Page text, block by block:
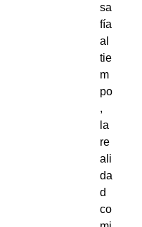
sa
fía
al
tie
m
po
,
la
re
ali
da
d
co